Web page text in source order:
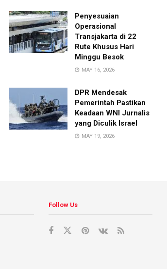
Penyesuaian
Operasional
Transjakarta di 22
Rute Khusus Hari
Minggu Besok
MAY 16, 2026
DPR Mendesak
Pemerintah Pastikan
Keadaan WNI Jurnalis
yang Diculik Israel
MAY 19, 2026
Follow Us